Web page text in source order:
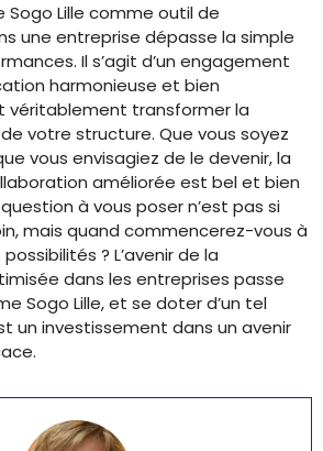
Sogo Lille comme outil de
une entreprise dépasse la simple
Il s’agit d’un engagement
harmonieuse et bien
véritablement transformer la
votre structure. Que vous soyez
vous envisagiez de le devenir, la
améliorée est bel et bien
à vous poser n’est pas si
mais quand commencerez-vous à
? L’avenir de la
dans les entreprises passe
Sogo Lille, et se doter d’un tel
un investissement dans un avenir